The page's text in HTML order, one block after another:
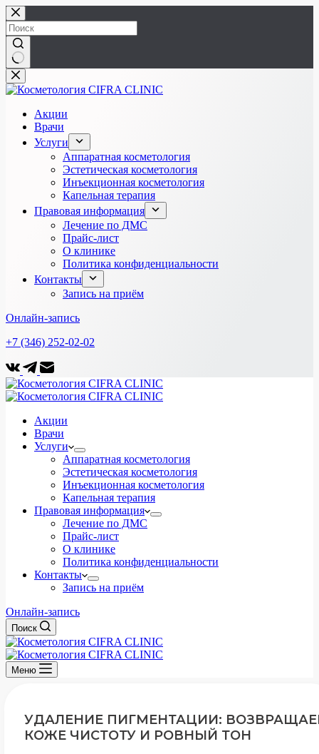
Перейти
к
сути
Ничего
не
Акции
Врачи
Услуги
Аппаратная косметология
Эстетическая косметология
Инъекционная косметология
Капельная терапия
Правовая информация
Лечение по ДМС
Прайс-лист
О клинике
Политика конфиденциальности
Контакты
Запись на приём
Онлайн-запись
+7 (346) 252-02-02
Акции
Врачи
Услуги
Аппаратная косметология
Эстетическая косметология
Инъекционная косметология
Капельная терапия
Правовая информация
Лечение по ДМС
Прайс-лист
О клинике
Политика конфиденциальности
Контакты
Запись на приём
Онлайн-запись
Поиск
Меню
УДАЛЕНИЕ ПИГМЕНТАЦИИ:
КОЖЕ ЧИСТОТУ И РОВНЫЙ ТОН